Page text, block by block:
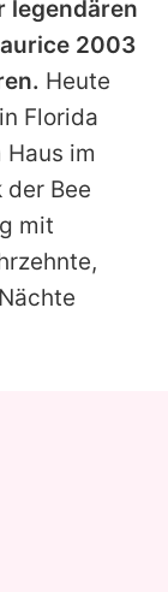
legendären
2003
Heute
Florida
im
der Bee
mit